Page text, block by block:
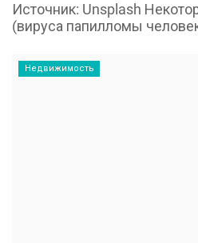
Источник: Unsplash
(вируса папилломы
Недвижимость